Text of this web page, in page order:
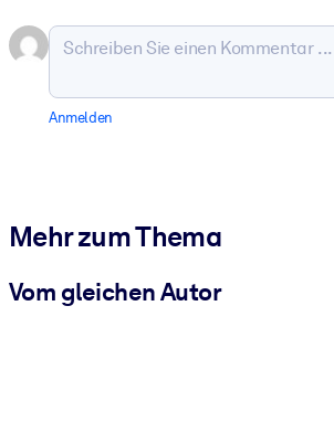
Anmelden
Mehr zum Thema
Vom gleichen Autor